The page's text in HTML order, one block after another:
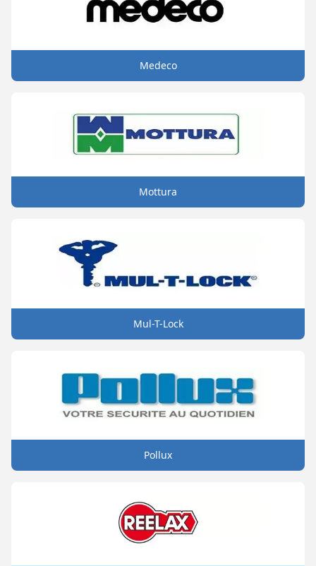
Medeco
Mottura
Mul-T-Lock
Pollux